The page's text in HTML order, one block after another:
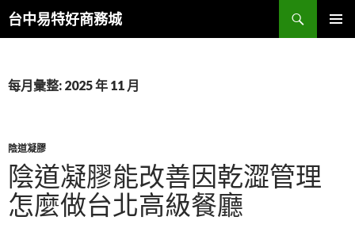
台中易特好商務城
搜
尋
要
每月彙整: 2025 年 11 月
陰道凝膠
陰道凝膠能改善因乾澀管理
怎麼做台北高級餐廳